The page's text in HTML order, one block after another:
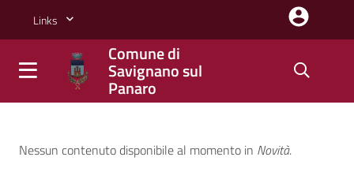
Links
Comune di
Savignano sul
Panaro
Comune di Savignano sul
Novità
Nessun contenuto disponibile al momento in Novità.